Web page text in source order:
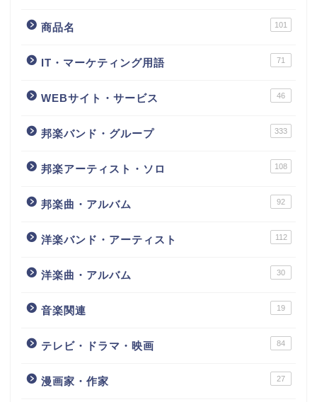
商品名 101
IT・マーケティング用語 71
WEBサイト・サービス 46
邦楽バンド・グループ 333
邦楽アーティスト・ソロ 108
邦楽曲・アルバム 92
洋楽バンド・アーティスト 112
洋楽曲・アルバム 30
音楽関連 19
テレビ・ドラマ・映画 84
漫画家・作家 27